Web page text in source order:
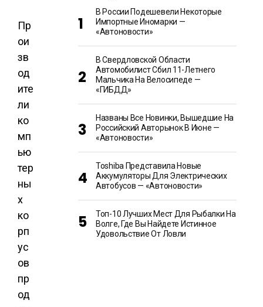
Пр
ои
зв
од
ите
ли
ко
мп
ью
тер
ны
х
ко
рп
ус
ов
пр
од
В России Подешевели Некоторые
Импортные Иномарки —
«Автоновости»
В Свердловской Области
Автомобилист Сбил 11-Летнего
Мальчика На Велосипеде —
«ГИБДД»
Названы Все Новинки, Вышедшие На
Российский Авторынок В Июне —
«Автоновости»
Toshiba Представила Новые
Аккумуляторы Для Электрических
Автобусов — «Автоновости»
Топ-10 Лучших Мест Для Рыбалки На
Волге, Где Вы Найдете Истинное
Удовольствие От Ловли